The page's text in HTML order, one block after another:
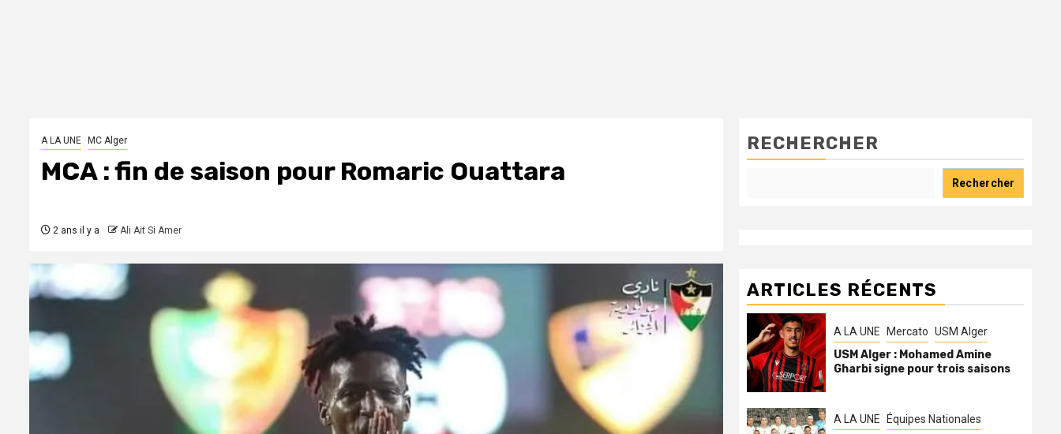
A LA UNE MC Alger
MCA : fin de saison pour Romaric Ouattara
2 ans il y a Ali Ait Si Amer
RECHERCHER
Rechercher
ARTICLES RÉCENTS
A LA UNE Mercato USM Alger
USM Alger : Mohamed Amine
Gharbi signe pour trois saisons
A LA UNE Équipes Nationales